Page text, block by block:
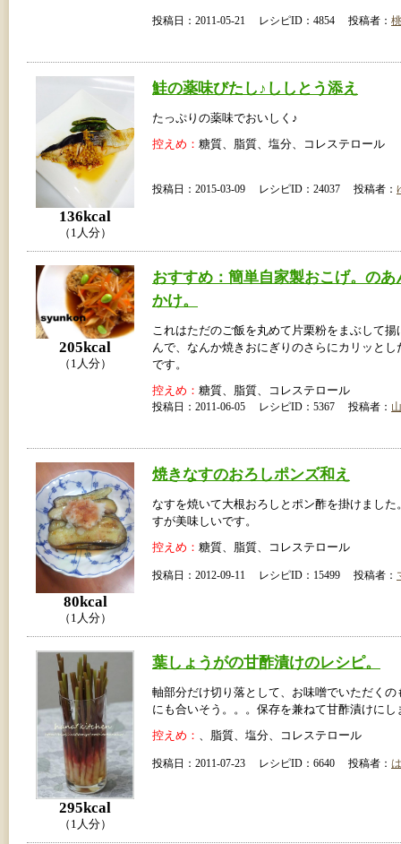
投稿日：2011-05-21 レシピID：4854 投稿者：
136kcal
（1人分）
鮭の薬味びたし♪ししとう添え
たっぷりの薬味でおいしく♪
控えめ： 糖質、脂質、塩分、コレステロール
投稿日：2015-03-09 レシピID：24037 投稿者：
205kcal
（1人分）
おすすめ：簡単自家製おこげ。のあ
かけ。
これはただのご飯を丸めて片栗粉をまぶして揚
んで、なんか焼きおにぎりのさらにカリッとし
です。
控えめ： 糖質、脂質、コレステロール
投稿日：2011-06-05 レシピID：5367 投稿者：
80kcal
（1人分）
焼きなすのおろしポンズ和え
なすを焼いて大根おろしとポン酢を掛けました
すが美味しいです。
控えめ： 糖質、脂質、コレステロール
投稿日：2012-09-11 レシピID：15499 投稿者：
295kcal
（1人分）
葉しょうがの甘酢漬けのレシピ。
軸部分だけ切り落として、お味噌でいただくの
にも合いそう。。。保存を兼ねて甘酢漬けにし
控えめ： 、脂質、塩分、コレステロール
投稿日：2011-07-23 レシピID：6640 投稿者：